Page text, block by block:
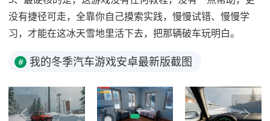
没有捷径可走，全靠你自己摸索实践，慢慢试错、慢慢学
习，才能在这冰天雪地里活下去，把那辆破车玩明白。
# 我的冬季汽车游戏安卓最新版截图